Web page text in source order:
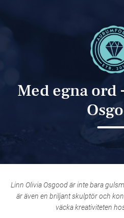
Med egna
Linn Olivia Osgood är inte bara
är även en briljant skulptör och
väcka kreativiteten